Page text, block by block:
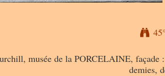
musée de la PORCELAINE, façade
demies,